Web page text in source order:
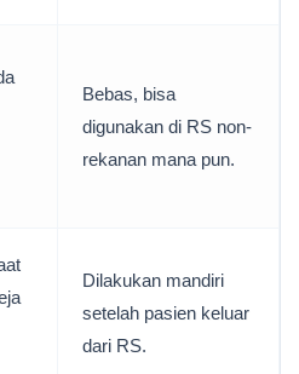
Bebas, bisa
digunakan di RS non-
rekanan mana pun.
Dilakukan mandiri
setelah pasien keluar
dari RS.